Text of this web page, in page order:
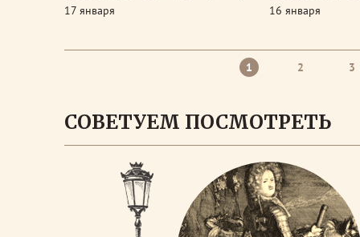
17 января 16 января
1 2 3
СОВЕТУЕМ ПОСМОТРЕТЬ